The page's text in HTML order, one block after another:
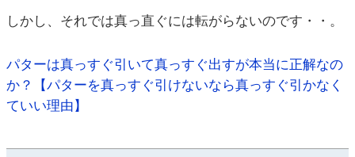
しかし、それでは真っ直ぐには転がらないのです・・。
パターは真っすぐ引いて真っすぐ出すが本当に正解なの
か？【パターを真っすぐ引けないなら真っすぐ引かなく
ていい理由】